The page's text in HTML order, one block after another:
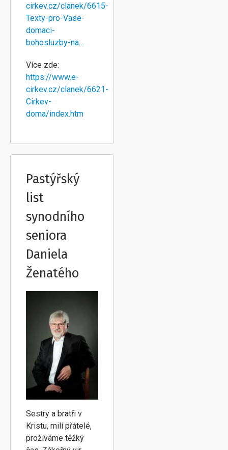
cirkev.cz/clanek/6615-
Texty-pro-Vase-
domaci-
bohosluzby-na…
Více zde:
https://www.e-
cirkev.cz/clanek/6621-
Cirkev-
doma/index.htm
Pastýřský
list
synodního
seniora
Daniela
Ženatého
Sestry a bratři v
Kristu, milí přátelé,
prožíváme těžký